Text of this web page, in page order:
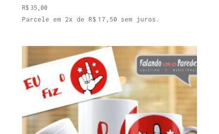
R$ 35,00
Parcele em 2x de R$ 17,50 sem juros.